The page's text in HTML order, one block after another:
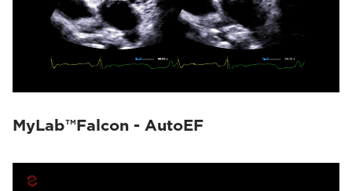
MyLab™Falcon - AutoEF